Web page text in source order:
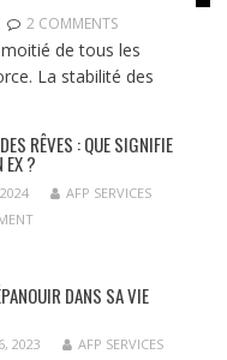
2 COMMENTS
de tous les
La stabilité des
RÊVES : QUE SIGNIFIE
EX ?
AFP SERVICES
DANS SA VIE
2023
AFP SERVICES